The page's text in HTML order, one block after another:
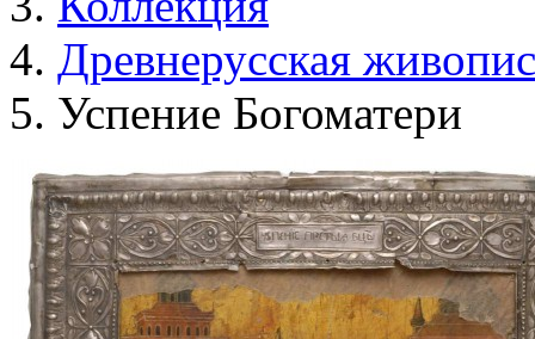
Древнерусская
Успение Богоматери